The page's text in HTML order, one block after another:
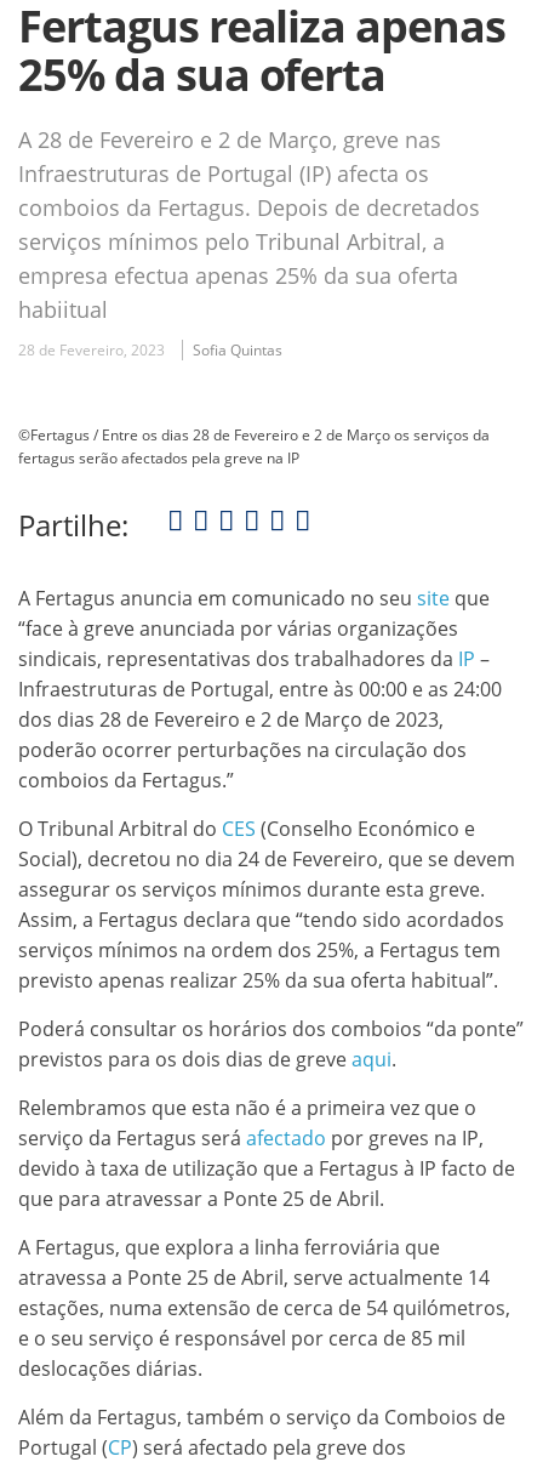
Fertagus realiza apenas
25% da sua oferta
A 28 de Fevereiro e 2 de Março, greve nas
Infraestruturas de Portugal (IP) afecta os
comboios da Fertagus. Depois de decretados
serviços mínimos pelo Tribunal Arbitral, a
empresa efectua apenas 25% da sua oferta
habiitual
28 de Fevereiro, 2023 Sofia Quintas
©Fertagus / Entre os dias 28 de Fevereiro e 2 de Março os serviços da
fertagus serão afectados pela greve na IP
Partilhe:
A Fertagus anuncia em comunicado no seu site que
“face à greve anunciada por várias organizações
sindicais, representativas dos trabalhadores da IP –
Infraestruturas de Portugal, entre às 00:00 e as 24:00
dos dias 28 de Fevereiro e 2 de Março de 2023,
poderão ocorrer perturbações na circulação dos
comboios da Fertagus.”
O Tribunal Arbitral do CES (Conselho Económico e
Social), decretou no dia 24 de Fevereiro, que se devem
assegurar os serviços mínimos durante esta greve.
Assim, a Fertagus declara que “tendo sido acordados
serviços mínimos na ordem dos 25%, a Fertagus tem
previsto apenas realizar 25% da sua oferta habitual”.
Poderá consultar os horários dos comboios “da ponte”
previstos para os dois dias de greveaqui.
Relembramos que esta não é a primeira vez que o
serviço da Fertagus será afectado por greves na IP,
devido à taxa de utilização que a Fertagus à IP facto de
que para atravessar a Ponte 25 de Abril.
A Fertagus, que explora a linha ferroviária que
atravessa a Ponte 25 de Abril, serve actualmente 14
estações, numa extensão de cerca de 54 quilómetros,
e o seu serviço é responsável por cerca de 85 mil
deslocações diárias.
Além da Fertagus, também o serviço da Comboios de
Portugal (CP) será afectado pela greve dos